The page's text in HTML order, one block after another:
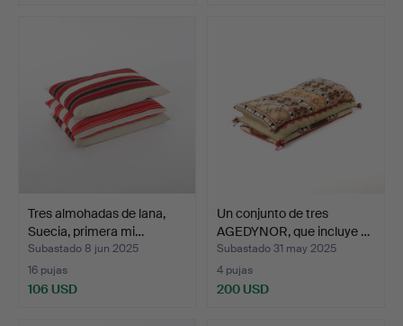
Tres almohadas de lana,
Suecia, primera mi…
Subastado 8 jun 2025
16 pujas
106 USD
Un conjunto de tres
AGEDYNOR, que incluye …
Subastado 31 may 2025
4 pujas
200 USD